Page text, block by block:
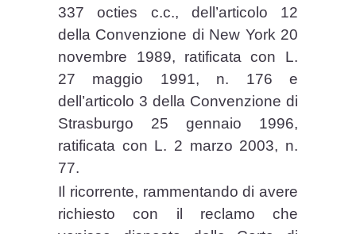
337 octies c.c., dell’articolo 12
della Convenzione di New York 20
novembre 1989, ratificata con L.
27 maggio 1991, n. 176 e
dell’articolo 3 della Convenzione di
Strasburgo 25 gennaio 1996,
ratificata con L. 2 marzo 2003, n.
77.
Il ricorrente, rammentando di avere
richiesto con il reclamo che